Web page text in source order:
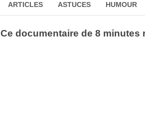
ARTICLES ASTUCES HUMOUR
Ce documentaire de 8